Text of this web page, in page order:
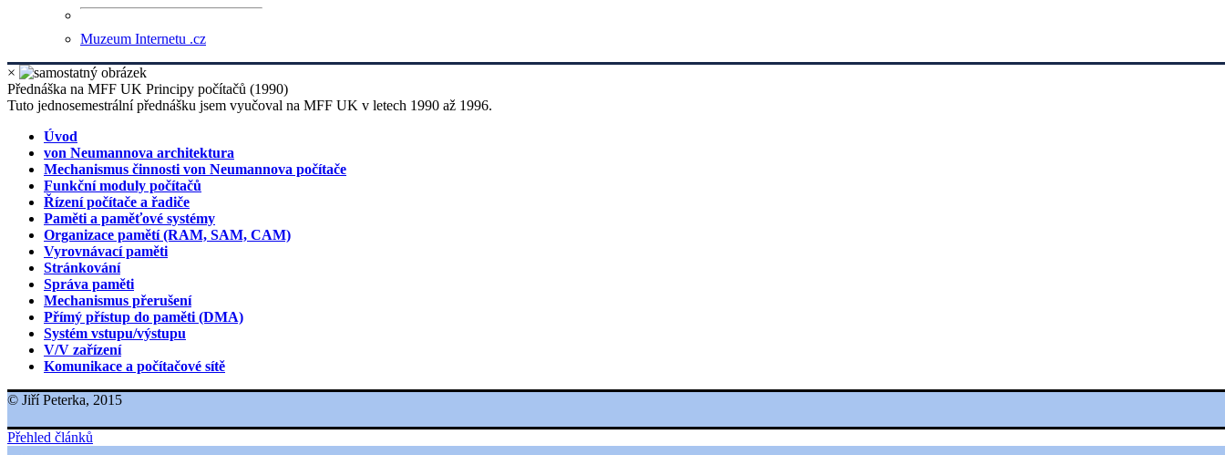
Muzeum Internetu .cz
×
Přednáška na MFF UK Principy počítačů (1990)
Tuto jednosemestrální přednášku jsem vyučoval na MFF UK v letech 1990 až 1996.
Úvod
von Neumannova architektura
Mechanismus činnosti von Neumannova počítače
Funkční moduly počítačů
Řízení počítače a řadiče
Paměti a paměťové systémy
Organizace pamětí (RAM, SAM, CAM)
Vyrovnávací paměti
Stránkování
Správa paměti
Mechanismus přerušení
Přímý přístup do paměti (DMA)
Systém vstupu/výstupu
V/V zařízení
Komunikace a počítačové sítě
© Jiří Peterka, 2015
Přehled článků